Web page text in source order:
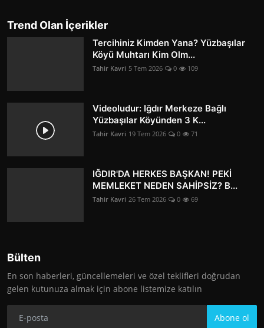
Trend Olan İçerikler
Tercihiniz Kimden Yana? Yüzbaşılar
Köyü Muhtarı Kim Olm...
Tahir Kavri 5 Tem 2026 0 109
Videoludur: Iğdır Merkeze Bağlı
Yüzbaşılar Köyünden 3 K...
Tahir Kavri 19 Tem 2026 0 71
IĞDIR'DA HERKES BAŞKAN! PEKİ
MEMLEKET NEDEN SAHİPSİZ? B...
Tahir Kavri 26 Tem 2026 0 69
Bülten
En son haberleri, güncellemeleri ve özel teklifleri doğrudan
gelen kutunuza almak için abone listemize katılın
Abone ol